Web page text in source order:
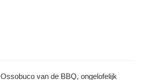
Ossobuco van de BBQ, ongelofelijk